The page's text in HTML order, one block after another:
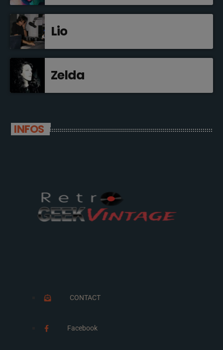
Lio
Zelda
INFOS
CONTACT
Facebook